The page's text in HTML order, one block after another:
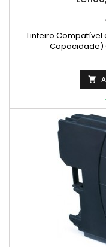
Tinteiro Compatível
Capacidade)
